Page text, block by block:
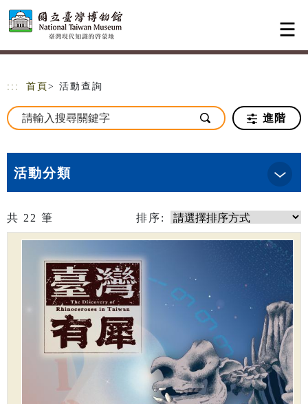
跳到主要內容
網站導覽
::: 首頁 > 活動查詢
進階
活動分類
共 22 筆 排序: